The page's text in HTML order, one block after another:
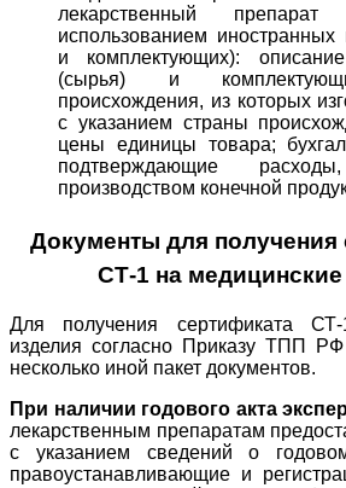
лекарственный препарат
использованием
и комплектующих):
(сырья) и
происхождения, из которых
с указанием страны
цены единицы товара;
подтверждающие
производством конечной
Документы для получения
СТ-1 на медицинские
Для получения сертификата
изделия согласно Приказу ТПП
несколько иной пакет документов.
При наличии годового акта
лекарственным препаратам
с указанием сведений о
правоустанавливающие и